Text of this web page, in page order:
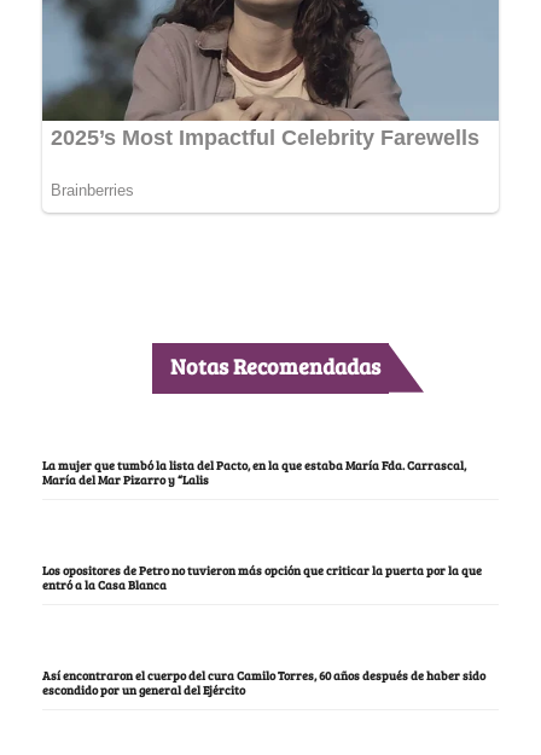
Notas Recomendadas
La mujer que tumbó la lista del Pacto, en la que estaba María Fda. Carrascal,
María del Mar Pizarro y “Lalis
Los opositores de Petro no tuvieron más opción que criticar la puerta por la que
entró a la Casa Blanca
Así encontraron el cuerpo del cura Camilo Torres, 60 años después de haber sido
escondido por un general del Ejército